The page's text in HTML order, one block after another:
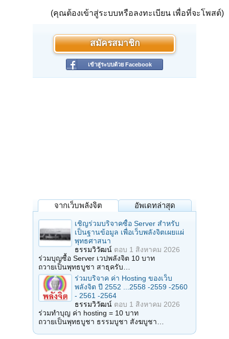
(คุณต้องเข้าสู่ระบบหรือลงทะเบียน เพื่อที่จะโพสต์)
สมัครสมาชิก
เข้าสู่ระบบด้วย Facebook
จากเว็บพลังจิต อัพเดทล่าสุด
เชิญร่วมบริจาคซื้อ Server สำหรับ
เป็นฐานข้อมูล เพื่อเว็บพลังจิตเผยแผ่
พุทธศาสนา
ธรรมวิวัฒน์ ตอบ 1 สิงหาคม 2026
ร่วมบุญซื้อ Server เวปพลังจิต 10 บาท
ถวายเป็นพุทธบูชา สาธุครับ…
ร่วมบริจาค ค่า Hosting ของเว็บ
พลังจิต ปี 2552 ...2558 -2559 -2560
- 2561 -2564
ธรรมวิวัฒน์ ตอบ 1 สิงหาคม 2026
ร่วมทำบุญ ค่า hosting = 10 บาท
ถวายเป็นพุทธบูชา ธรรมบูชา สังฆบูชา…